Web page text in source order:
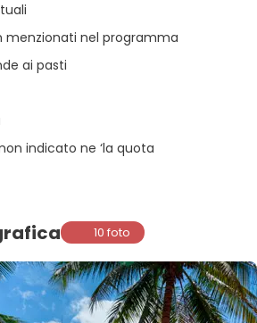
menzionati nel programma
ai pasti
indicato ne ‘la quota
10 foto